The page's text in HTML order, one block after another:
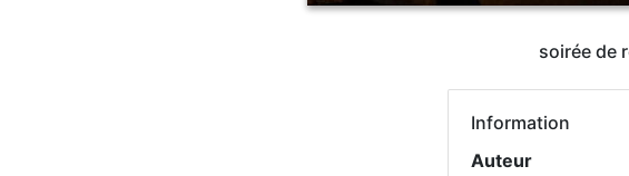
soirée de
Information
Auteur